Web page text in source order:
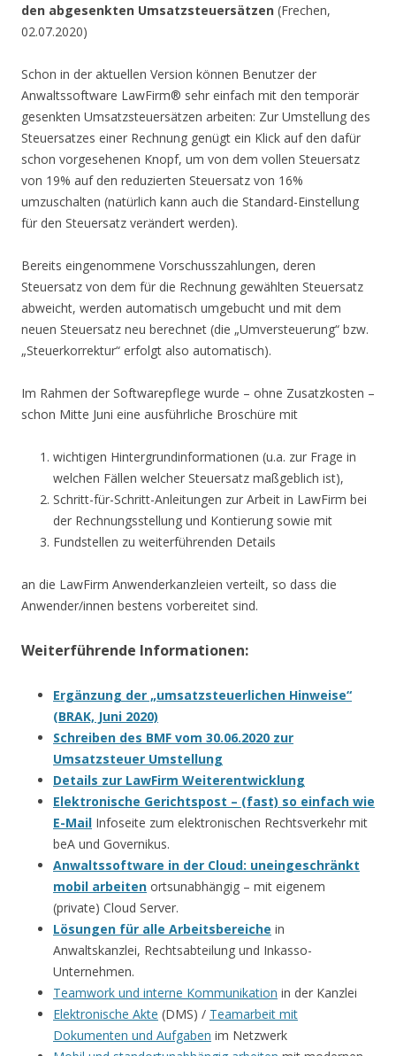
den abgesenkten Umsatzsteuersätzen (Frechen,
02.07.2020)
Schon in der aktuellen Version können Benutzer der
Anwaltssoftware LawFirm® sehr einfach mit den temporär
gesenkten Umsatzsteuersätzen arbeiten: Zur Umstellung des
Steuersatzes einer Rechnung genügt ein Klick auf den dafür
schon vorgesehenen Knopf, um von dem vollen Steuersatz
von 19% auf den reduzierten Steuersatz von 16%
umzuschalten (natürlich kann auch die Standard-Einstellung
für den Steuersatz verändert werden).
Bereits eingenommene Vorschusszahlungen, deren
Steuersatz von dem für die Rechnung gewählten Steuersatz
abweicht, werden automatisch umgebucht und mit dem
neuen Steuersatz neu berechnet (die „Umversteuerung“ bzw.
„Steuerkorrektur“ erfolgt also automatisch).
Im Rahmen der Softwarepflege wurde – ohne Zusatzkosten –
schon Mitte Juni eine ausführliche Broschüre mit
wichtigen Hintergrundinformationen (u.a. zur Frage in
welchen Fällen welcher Steuersatz maßgeblich ist),
Schritt-für-Schritt-Anleitungen zur Arbeit in LawFirm bei
der Rechnungsstellung und Kontierung sowie mit
Fundstellen zu weiterführenden Details
an die LawFirm Anwenderkanzleien verteilt, so dass die
Anwender/innen bestens vorbereitet sind.
Weiterführende Informationen:
Ergänzung der „umsatzsteuerlichen Hinweise“
(BRAK, Juni 2020)
Schreiben des BMF vom 30.06.2020 zur
Umsatzsteuer Umstellung
Details zur LawFirm Weiterentwicklung
Elektronische Gerichtspost – (fast) so einfach wie
E-Mail Infoseite zum elektronischen Rechtsverkehr mit
beA und Governikus.
Anwaltssoftware in der Cloud: uneingeschränkt
mobil arbeiten ortsunabhängig – mit eigenem
(private) Cloud Server.
Lösungen für alle Arbeitsbereiche in
Anwaltskanzlei, Rechtsabteilung und Inkasso-
Unternehmen.
Teamwork und interne Kommunikation in der Kanzlei
Elektronische Akte (DMS) / Teamarbeit mit
Dokumenten und Aufgaben im Netzwerk